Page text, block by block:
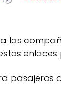
a las
pasajeros